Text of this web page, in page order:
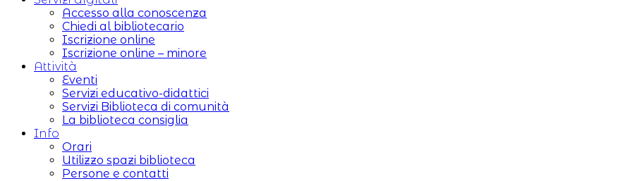
Accesso alla conoscenza
Chiedi al bibliotecario
Iscrizione online
Iscrizione online – minore
Attività
Eventi
Servizi educativo-didattici
Servizi Biblioteca di comunità
La biblioteca consiglia
Info
Orari
Utilizzo spazi biblioteca
Persone e contatti